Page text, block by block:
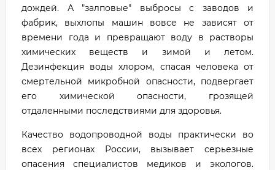
дождей. А "залповые" выбросы с заводов и
фабрик, выхлопы машин вовсе не зависят от
времени года и превращают воду в растворы
химических веществ и зимой и летом.
Дезинфекция воды хлором, спасая человека от
смертельной микробной опасности, подвергает
его химической опасности, грозящей
отдаленными последствиями для здоровья.
Качество водопроводной воды практически во
всех регионах России, вызывает серьезные
опасения специалистов медиков и экологов.